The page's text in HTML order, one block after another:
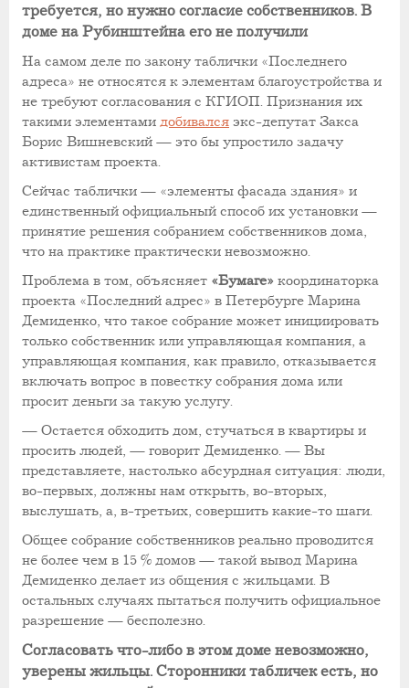
требуется, но нужно согласие собственников. В
доме на Рубинштейна его не получили
На самом деле по закону таблички «Последнего
адреса» не относятся к элементам благоустройства и
не требуют согласования с КГИОП. Признания их
такими элементами добивался экс-депутат Закса
Борис Вишневский — это бы упростило задачу
активистам проекта.
Сейчас таблички — «элементы фасада здания» и
единственный официальный способ их установки —
принятие решения собранием собственников дома,
что на практике практически невозможно.
Проблема в том, объясняет «Бумаге» координаторка
проекта «Последний адрес» в Петербурге Марина
Демиденко, что такое собрание может инициировать
только собственник или управляющая компания, а
управляющая компания, как правило, отказывается
включать вопрос в повестку собрания дома или
просит деньги за такую услугу.
— Остается обходить дом, стучаться в квартиры и
просить людей, — говорит Демиденко. — Вы
представляете, настолько абсурдная ситуация: люди,
во-первых, должны нам открыть, во-вторых,
выслушать, а, в-третьих, совершить какие-то шаги.
Общее собрание собственников реально проводится
не более чем в 15 % домов — такой вывод Марина
Демиденко делает из общения с жильцами. В
остальных случаях пытаться получить официальное
разрешение — бесполезно.
Согласовать что-либо в этом доме невозможно,
уверены жильцы. Сторонники табличек есть, но